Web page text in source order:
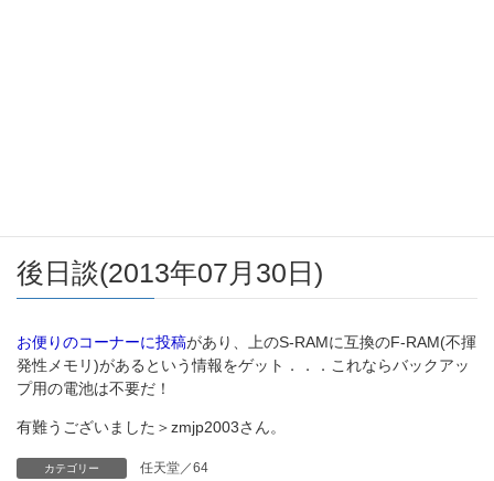
後日談(2013年07月30日)
お便りのコーナーに投稿があり、上のS-RAMに互換のF-RAM(不揮
発性メモリ)があるという情報をゲット．．．これならバックアッ
プ用の電池は不要だ！
有難うございました＞zmjp2003さん。
カテゴリー 任天堂／64